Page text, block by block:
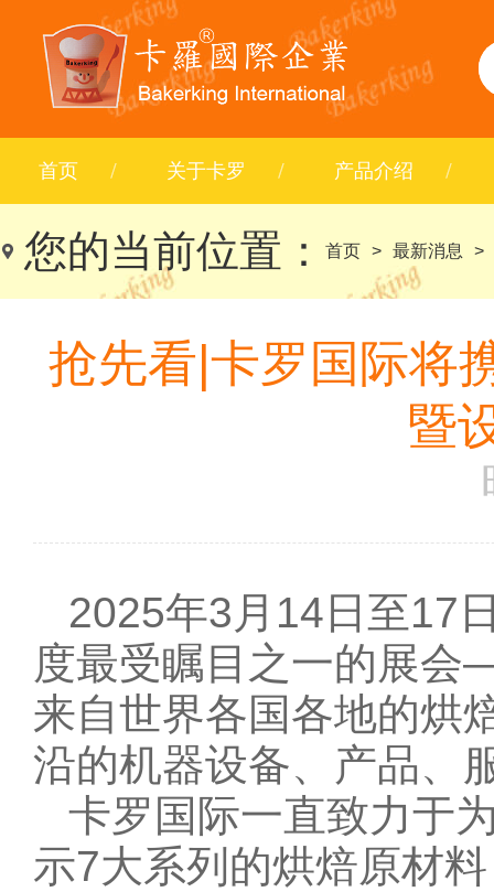
首页 关于卡罗 产品介绍
您的当前位置： 首页 > 最新消息 >
抢先看|卡罗国际将
暨
2025年3月14日至17
度最受瞩目之一的展
来自世界各国各地的烘
沿的机器设备、产品、
卡罗国际一直致力于
示7大系列的烘焙原材